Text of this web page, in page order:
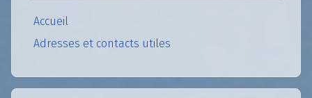
Accueil
Adresses et contacts utiles